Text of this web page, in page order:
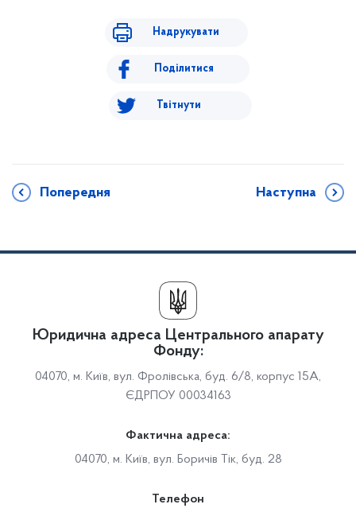
Надрукувати
Поділитися
Твітнути
Попередня Наступна
Юридична адреса Центрального апарату
Фонду:
04070, м. Київ, вул. Фролівська, буд. 6/8, корпус 15А,
ЄДРПОУ 00034163
Фактична адреса:
04070, м. Київ, вул. Боричів Тік, буд. 28
Телефон